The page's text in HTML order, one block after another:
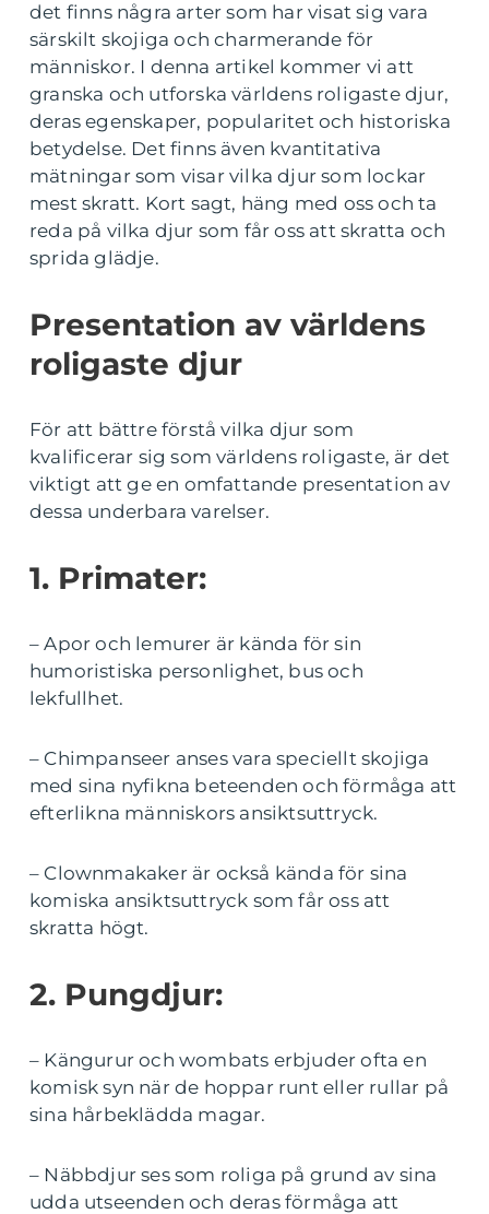
det finns några arter som har visat sig vara
särskilt skojiga och charmerande för
människor. I denna artikel kommer vi att
granska och utforska världens roligaste djur,
deras egenskaper, popularitet och historiska
betydelse. Det finns även kvantitativa
mätningar som visar vilka djur som lockar
mest skratt. Kort sagt, häng med oss och ta
reda på vilka djur som får oss att skratta och
sprida glädje.
Presentation av världens
roligaste djur
För att bättre förstå vilka djur som
kvalificerar sig som världens roligaste, är det
viktigt att ge en omfattande presentation av
dessa underbara varelser.
1. Primater:
– Apor och lemurer är kända för sin
humoristiska personlighet, bus och
lekfullhet.
– Chimpanseer anses vara speciellt skojiga
med sina nyfikna beteenden och förmåga att
efterlikna människors ansiktsuttryck.
– Clownmakaker är också kända för sina
komiska ansiktsuttryck som får oss att
skratta högt.
2. Pungdjur:
– Kängurur och wombats erbjuder ofta en
komisk syn när de hoppar runt eller rullar på
sina hårbeklädda magar.
– Näbbdjur ses som roliga på grund av sina
udda utseenden och deras förmåga att